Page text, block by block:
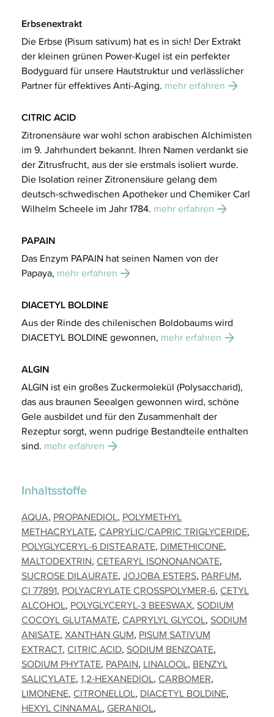
Erbsenextrakt
Die Erbse (Pisum sativum) hat es in sich! Der Extrakt
der kleinen grünen Power-Kugel ist ein perfekter
Bodyguard für unsere Hautstruktur und verlässlicher
Partner für effektives Anti-Aging. mehr erfahren
CITRIC ACID
Zitronensäure war wohl schon arabischen Alchimisten
im 9. Jahrhundert bekannt. Ihren Namen verdankt sie
der Zitrusfrucht, aus der sie erstmals isoliert wurde.
Die Isolation reiner Zitronensäure gelang dem
deutsch-schwedischen Apotheker und Chemiker Carl
Wilhelm Scheele im Jahr 1784. mehr erfahren
PAPAIN
Das Enzym PAPAIN hat seinen Namen von der
Papaya, mehr erfahren
DIACETYL BOLDINE
Aus der Rinde des chilenischen Boldobaums wird
DIACETYL BOLDINE gewonnen, mehr erfahren
ALGIN
ALGIN ist ein großes Zuckermolekül (Polysaccharid),
das aus braunen Seealgen gewonnen wird, schöne
Gele ausbildet und für den Zusammenhalt der
Rezeptur sorgt, wenn pudrige Bestandteile enthalten
sind. mehr erfahren
Inhaltsstoffe
AQUA PROPANEDIOL POLYMETHYL
METHACRYLATE CAPRYLIC/CAPRIC TRIGLYCERIDE
POLYGLYCERYL-6 DISTEARATE DIMETHICONE
MALTODEXTRIN CETEARYL ISONONANOATE
SUCROSE DILAURATE JOJOBA ESTERS PARFUM
CI 77891 POLYACRYLATE CROSSPOLYMER-6 CETYL
ALCOHOL POLYGLYCERYL-3 BEESWAX SODIUM
COCOYL GLUTAMATE CAPRYLYL GLYCOL SODIUM
ANISATE XANTHAN GUM PISUM SATIVUM
EXTRACT CITRIC ACID SODIUM BENZOATE
SODIUM PHYTATE PAPAIN LINALOOL BENZYL
SALICYLATE 1,2-HEXANEDIOL CARBOMER
LIMONENE CITRONELLOL DIACETYL BOLDINE
HEXYL CINNAMAL GERANIOL